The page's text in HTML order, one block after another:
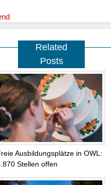
Related
Posts
Ausbildungsplätze in OWL:
Stellen offen